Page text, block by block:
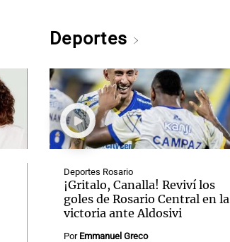
Deportes
Deportes Rosario
¡Gritalo, Canalla! Reviví los
goles de Rosario Central en la
victoria ante Aldosivi
Por Emmanuel Greco